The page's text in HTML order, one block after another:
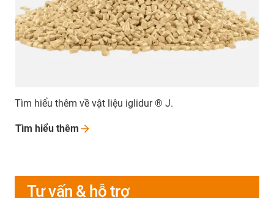
Tìm hiểu thêm về vật liệu iglidur ® J.
Tìm hiểu thêm
Tư vấn & hỗ trợ